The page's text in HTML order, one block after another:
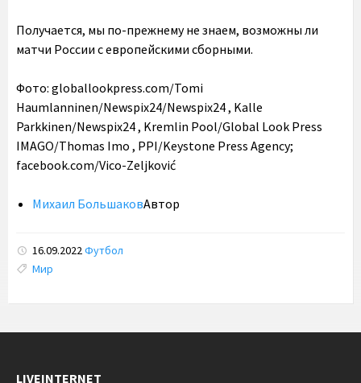
Получается, мы по-прежнему не знаем, возможны ли
матчи России с европейскими сборными.
Фото: globallookpress.com/Tomi
Haumlanninen/Newspix24/Newspix24 , Kalle
Parkkinen/Newspix24 , Kremlin Pool/Global Look Press
IMAGO/Thomas Imo , PPI/Keystone Press Agency;
facebook.com/Vico-Zeljković
Михаил БольшаковАвтор
16.09.2022Футбол
Tags:
Мир
LIVEINTERNET